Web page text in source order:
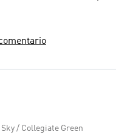
/ Collegiate Green